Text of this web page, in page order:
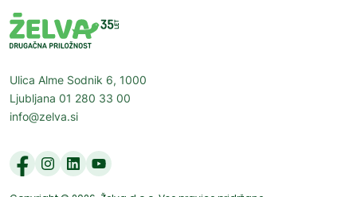
Ulica Alme Sodnik 6, 1000
Ljubljana 01 280 33 00
info@zelva.si